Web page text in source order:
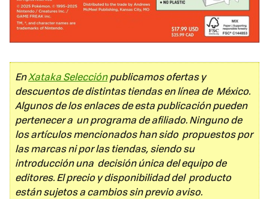
EnXataka Selecciónpublicamos ofertas y
descuentos de distintas tiendas en línea de México.
Algunos de los enlaces de esta publicación pueden
pertenecer a un programa de afiliado. Ninguno de
los artículos mencionados han sido propuestos por
las marcas ni por las tiendas, siendo su
introducción una decisión única del equipo de
editores. El precio y disponibilidad del producto
están sujetos a cambios sin previo aviso.